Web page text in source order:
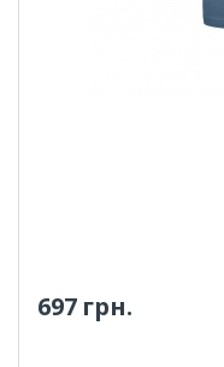
697 грн.